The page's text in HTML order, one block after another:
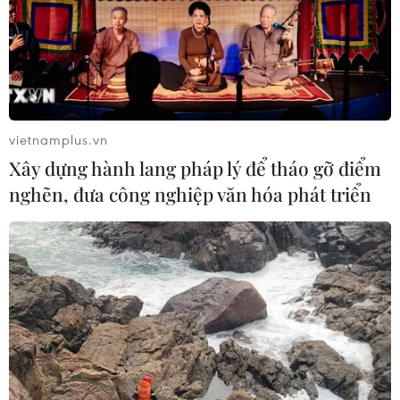
dịch Trung Quốc về nước được chỉ định hạ cánh tại 3
sân bay và sẽ cách ly hành khách đảm bảo tránh lây
nhiễm virus corona.
Đường sắt Hà Nội phun thuốc khử
vietnamplus.vn
Xây dựng hành lang pháp lý để tháo gỡ điểm
nghẽn, đưa công nghiệp văn hóa phát triển